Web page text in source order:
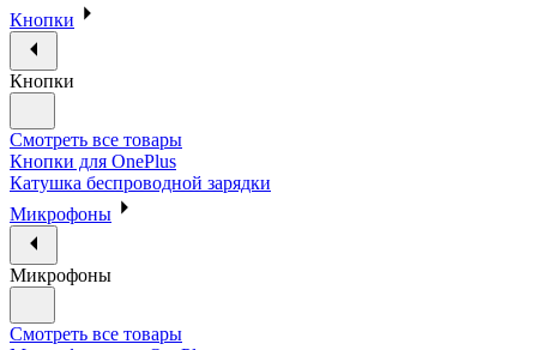
Кнопки
Кнопки
Смотреть все товары
Кнопки для OnePlus
Катушка беспроводной зарядки
Микрофоны
Микрофоны
Смотреть все товары